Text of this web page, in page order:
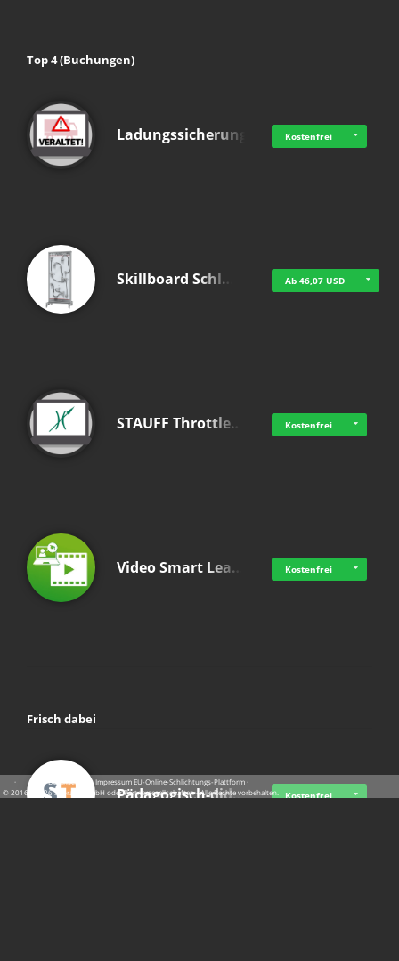
Top 4 (Buchungen)
Ladungssicherung Kostenfrei
Skillboard Schl… Ab 46,07 USD
STAUFF Throttle… Kostenfrei
Video Smart Lea… Kostenfrei
Frisch dabei
Pädagogisch-did… Kostenfrei
· · ·Datenschutz ·Impressum EU-Online-Schlichtungs-Plattform·
© 2016 - 2026 SupraTix GmbH oder Partnergesellschaften - Alle Rechte vorbehalten.